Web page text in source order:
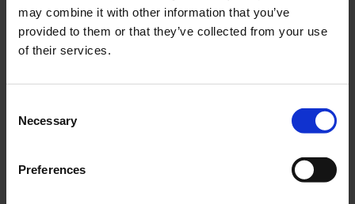
may combine it with other information that you’ve
provided to them or that they’ve collected from your use
of their services.
Selection
Necessary
Preferences
leggenda, ricordandoci i primi abiti realizzati
con questo materiale. C’è sicuramente nella
visione di Piccioli un twist molto
avvolgente grazie anche alle “finte” piume